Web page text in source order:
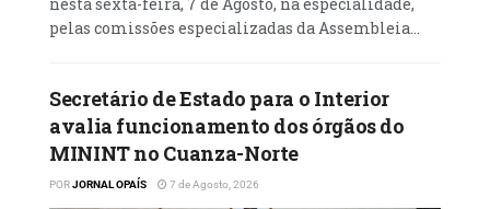
no direito internacional.
Reparação das Injustiças Históricas Através
da Criminalização do Colonialismo reunirá
titulares de pastas ministeriais,
especialistas em direito, historiadores,
nesta sexta-feira, 7 de Agosto, na especialidade,
pelas comissões especializadas da Assembleia...
Secretário de Estado para o Interior
avalia funcionamento dos órgãos do
MININT no Cuanza-Norte
PORJORNAL OPAÍS 7 de Agosto, 2026